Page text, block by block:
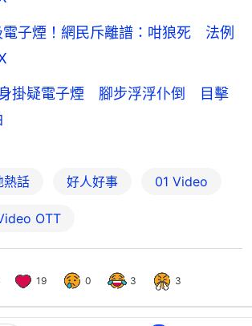
電子煙！網民斥離譜：咁狼死 法例
掛疑電子煙 腳步浮浮仆倒 目擊
熱話 好人好事 01 Video
‌OTT
19 0 3 3